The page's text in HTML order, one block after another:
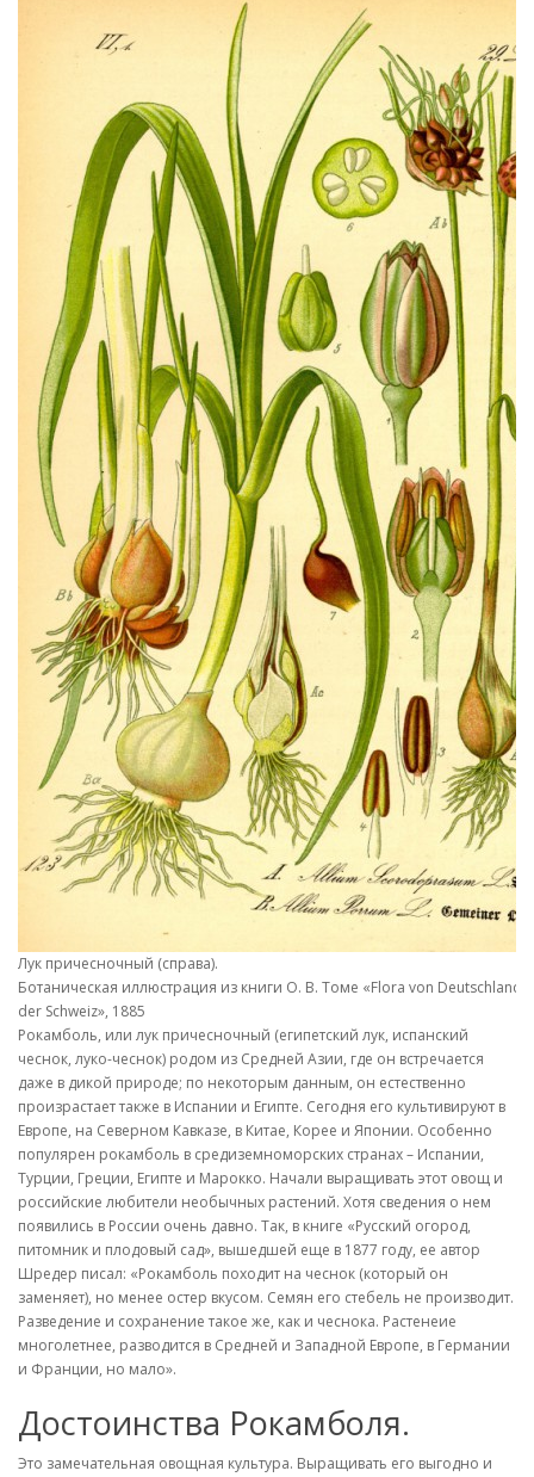
Лук причесночный (справа).
Ботаническая иллюстрация из книги О. В. Томе «Flora von Deutschland,
der Schweiz», 1885
Рокамболь, или лук причесночный (египетский лук, испанский
чеснок, луко-чеснок) родом из Средней Азии, где он встречается
даже в дикой природе; по некоторым данным, он естественно
произрастает также в Испании и Египте. Сегодня его культивируют в
Европе, на Северном Кавказе, в Китае, Корее и Японии. Особенно
популярен рокамболь в средиземноморских странах – Испании,
Турции, Греции, Египте и Марокко. Начали выращивать этот овощ и
российские любители необычных растений. Хотя сведения о нем
появились в России очень давно. Так, в книге «Русский огород,
питомник и плодовый сад», вышедшей еще в 1877 году, ее автор
Шредер писал: «Рокамболь походит на чеснок (который он
заменяет), но менее остер вкусом. Семян его стебель не производит.
Разведение и сохранение такое же, как и чеснока. Растенеие
многолетнее, разводится в Средней и Западной Европе, в Германии
и Франции, но мало».
Достоинства Рокамболя.
Это замечательная овощная культура. Выращивать его выгодно и